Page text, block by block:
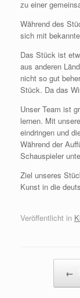
zu einer
Während des
sich mit
Das Stück ist
aus anderen
nicht so gut
Stück. Da das
Unser Team ist
lernen. Mit
eindringen und
Während der
Schauspieler
Ziel unseres
Kunst in die
Veröffentlicht in
←